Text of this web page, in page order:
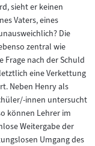
sieht er keinen
Vaters, eines
Die
zentral wie
nach der Schuld
eine Verkettung
Neben Henry als
innen untersucht
können Lehrer im
Weitergabe der
Umgang des